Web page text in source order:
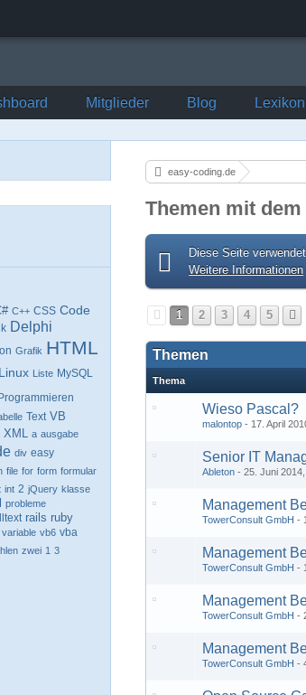
Mitglieder Blog Lexikon
C++ CSS Code
Delphi
Grafik HTML
Linux Liste MySQL
Text VB
XML a ausgabe
div easy
file for form formular
int 2 jQuery klasse
probleme
rails ruby
variable vb6 vba
zwei 1 3
easy-coding.de
Themen mit dem
Diese Seite
Weitere Informationen
1 2 3 4 5
Themen
Thema
Wieso Pascal?
malontop 17. April
Senior IT
Ableton 25. Juni
Management
TowerConsult GmbH
Management
TowerConsult GmbH
Management
TowerConsult GmbH
Management
TowerConsult GmbH